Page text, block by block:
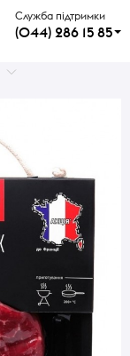
Служба підтримки
(044) 286 15 85